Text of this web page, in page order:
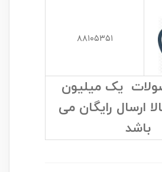
۸۸۱۰۵۳۵۱
یک میلیون
ارسال رایگان می
باشد